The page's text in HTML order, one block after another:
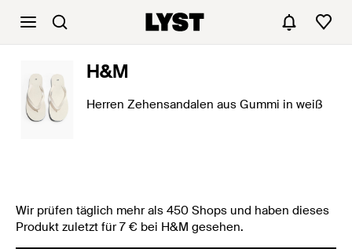
H&M
Herren Zehensandalen aus Gummi in weiß
Wir prüfen täglich mehr als 450 Shops und haben dieses
Produkt zuletzt für 7 € bei H&M gesehen.